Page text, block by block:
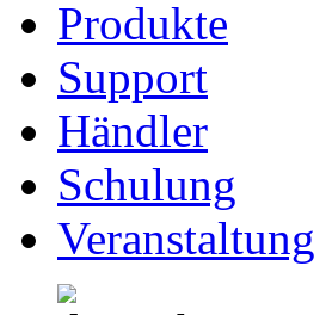
Produkte
Support
Händler
Schulung
Veranstaltung